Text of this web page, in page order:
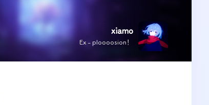
xiamo
Ex - ploooosion！